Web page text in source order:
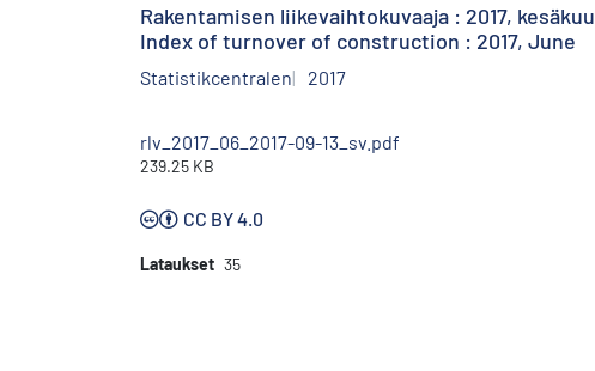
Rakentamisen liikevaihtokuvaaja : 2017, kesäkuu
Index of turnover of construction : 2017, June
Statistikcentralen 2017
rlv_2017_06_2017-09-13_sv.pdf
239.25 KB
CC BY 4.0
Lataukset 35